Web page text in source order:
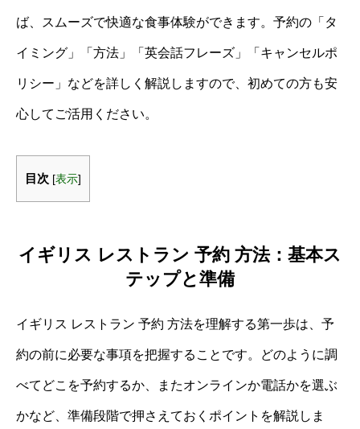
ば、スムーズで快適な食事体験ができます。予約の「タ
イミング」「方法」「英会話フレーズ」「キャンセルポ
リシー」などを詳しく解説しますので、初めての方も安
心してご活用ください。
目次 [表示]
イギリス レストラン 予約 方法：基本ス
テップと準備
イギリス レストラン 予約 方法を理解する第一歩は、予
約の前に必要な事項を把握することです。どのように調
べてどこを予約するか、またオンラインか電話かを選ぶ
かなど、準備段階で押さえておくポイントを解説しま